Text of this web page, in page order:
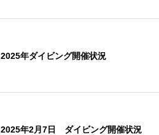
2025年ダイビング開催状況
2025年2月7日 ダイビング開催状況